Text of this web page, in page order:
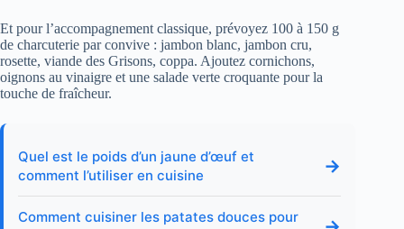
Et pour l’accompagnement classique, prévoyez 100 à 150 g
de charcuterie par convive : jambon blanc, jambon cru,
rosette, viande des Grisons, coppa. Ajoutez cornichons,
oignons au vinaigre et une salade verte croquante pour la
touche de fraîcheur.
Quel est le poids d’un jaune d’œuf et
comment l’utiliser en cuisine
→
Comment cuisiner les patates douces pour